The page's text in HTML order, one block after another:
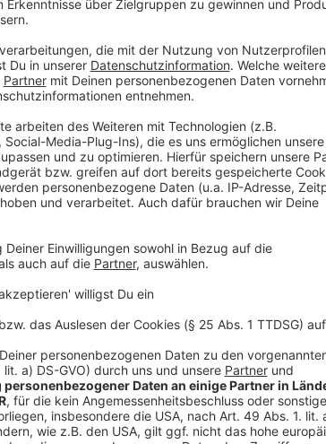
gab es die große Abschiedsparty im
Richrath unter anderem auf ein Dance-Battle mit
Der Bunker war voll mit Freunden,
wollten.
Meldungen aus Leverkusen